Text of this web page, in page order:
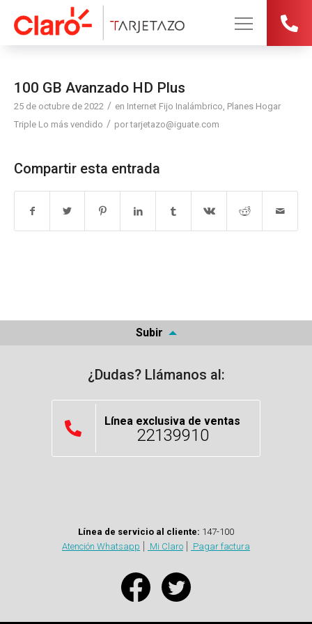
100 GB Avanzado HD Plus
25 de octubre de 2022 / en Internet Fijo Inalámbrico, Planes Hogar
Triple Lo más vendido / portarjetazo@iguate.com
Compartir esta entrada
Subir
¿Dudas? Llámanos al:
Línea exclusiva de ventas
22139910
Línea de servicio al cliente: 147-100
Atención Whatsapp
Mi Claro Pagar factura